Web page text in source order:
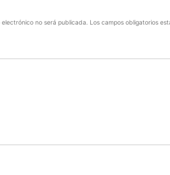
no será publicada. Los campos obligatorios